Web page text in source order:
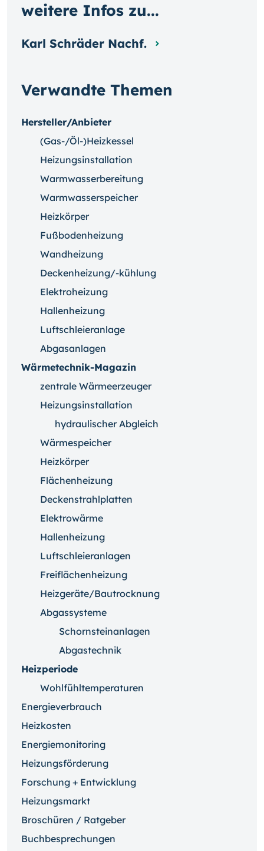
Verwandte Themen
Hersteller/Anbieter
(Gas-/Öl-)Heizkessel
Heizungsinstallation
Warmwasserbereitung
Warmwasserspeicher
Heizkörper
Fußbodenheizung
Wandheizung
Deckenheizung/-kühlung
Elektroheizung
Hallenheizung
Luftschleieranlage
Abgasanlagen
Wärmetechnik-Magazin
zentrale Wärmeerzeuger
Heizungsinstallation
hydraulischer Abgleich
Wärmespeicher
Heizkörper
Flächenheizung
Deckenstrahlplatten
Elektrowärme
Hallenheizung
Luftschleieranlagen
Freiflächenheizung
Heizgeräte/Bautrocknung
Abgassysteme
Schornsteinanlagen
Abgastechnik
Heizperiode
Wohlfühltemperaturen
Energieverbrauch
Heizkosten
Energiemonitoring
Heizungsförderung
Forschung + Entwicklung
Heizungsmarkt
Broschüren / Ratgeber
Buchbesprechungen
weitere Infos zu...
Karl Schräder Nachf.